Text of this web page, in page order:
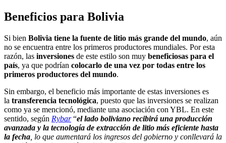
Beneficios para Bolivia
Si bien Bolivia tiene la fuente de litio más grande del mundo, aún
no se encuentra entre los primeros productores mundiales. Por esta
razón, las inversiones de este estilo son muy beneficiosas para el
país, ya que podrían colocarlo de una vez por todas entre los
primeros productores del mundo.
Sin embargo, el beneficio más importante de estas inversiones es
la transferencia tecnológica, puesto que las inversiones se realizan
como ya se mencionó, mediante una asociación con YBL. En este
sentido, según Rybar “el lado boliviano recibirá una producción
avanzada y la tecnología de extracción de litio más eficiente hasta
la fecha , lo que aumentará los ingresos del gobierno y conllevará la